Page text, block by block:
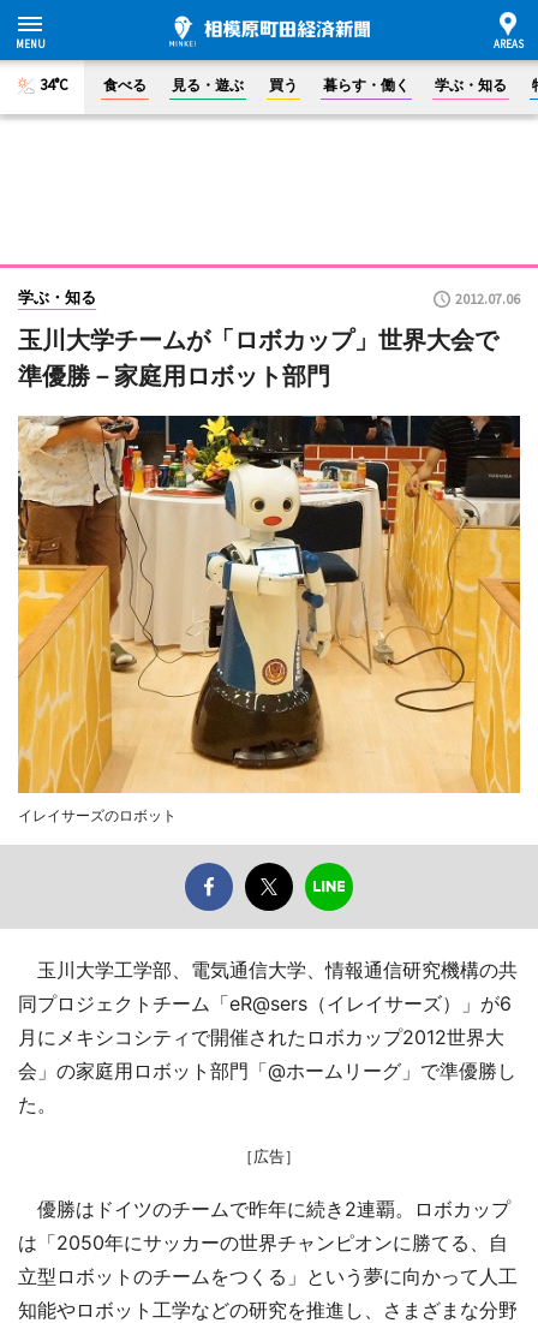
34°C 食べる 見る・遊ぶ 買う 暮らす・働く 学ぶ・知る
学ぶ・知る 2012.07.06
玉川大学チームが「ロボカップ」世界大会で
準優勝－家庭用ロボット部門
イレイサーズのロボット
玉川大学工学部、電気通信大学、情報通信研究機構の共
同プロジェクトチーム「eR@sers（イレイサーズ）」が6
月にメキシコシティで開催されたロボカップ2012世界大
会」の家庭用ロボット部門「@ホームリーグ」で準優勝し
た。
［広告］
優勝はドイツのチームで昨年に続き2連覇。ロボカップ
は「2050年にサッカーの世界チャンピオンに勝てる、自
立型ロボットのチームをつくる」という夢に向かって人工
知能やロボット工学などの研究を推進し、さまざまな分野